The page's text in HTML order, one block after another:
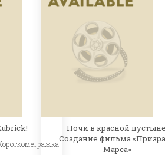
Ночи в красной
Создание фильма
Марса»